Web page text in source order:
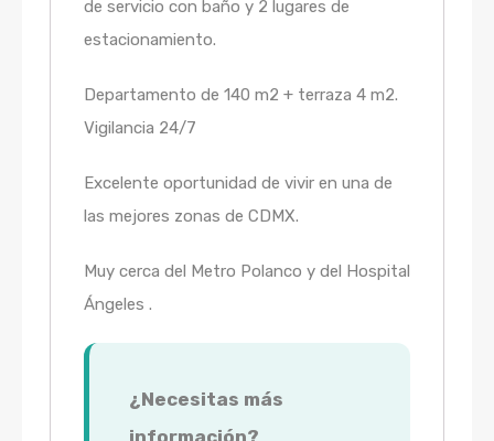
de servicio con baño y 2 lugares de
estacionamiento.
Departamento de 140 m2 + terraza 4 m2.
Vigilancia 24/7
Excelente oportunidad de vivir en una de
las mejores zonas de CDMX.
Muy cerca del Metro Polanco y del Hospital
Ángeles .
¿Necesitas más